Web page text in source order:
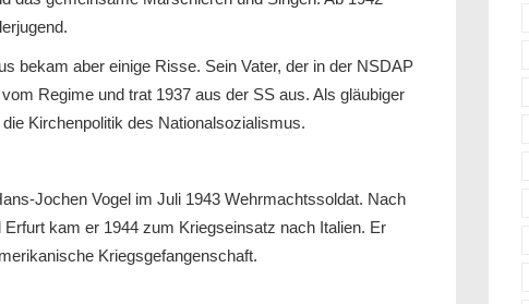
bekam aber einige Risse. Sein Vater, der in der NSDAP
Regime und trat 1937 aus der SS aus. Als gläubiger
Kirchenpolitik des Nationalsozialismus.
Jochen Vogel im Juli 1943 Wehrmachtssoldat. Nach
kam er 1944 zum Kriegseinsatz nach Italien. Er
Kriegsgefangenschaft.